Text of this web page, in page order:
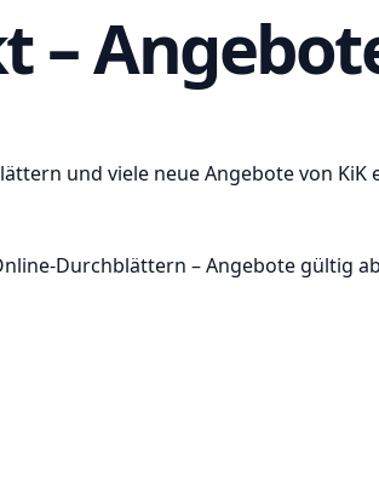
–
und viele neue Angebote von KiK
Durchblättern – Angebote gültig